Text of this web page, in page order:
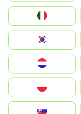
South Korea